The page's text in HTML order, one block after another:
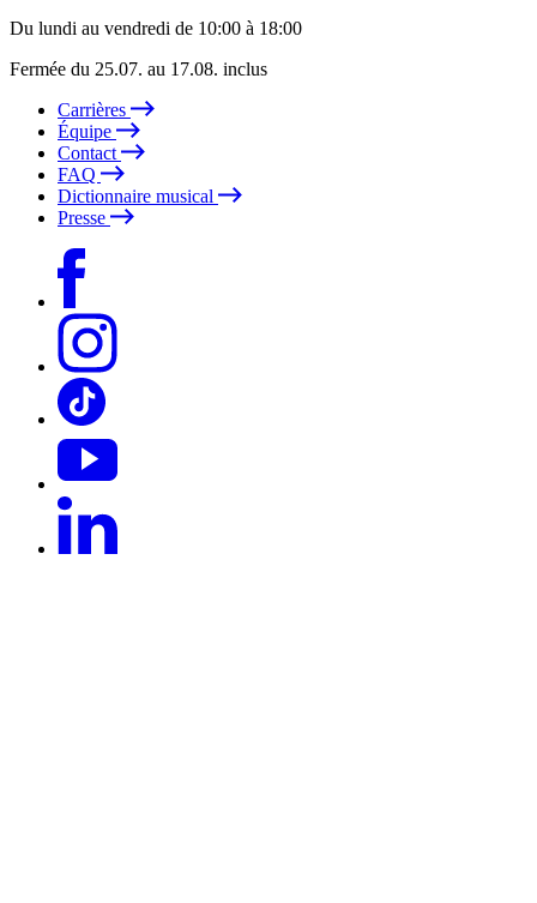
Du lundi au vendredi de 10:00 à 18:00
Fermée du 25.07. au 17.08. inclus
Carrières
Équipe
Contact
FAQ
Dictionnaire musical
Presse